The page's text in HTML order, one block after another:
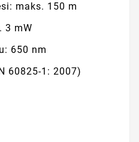
maks. 150 m
3 mW
650 nm
60825-1: 2007)